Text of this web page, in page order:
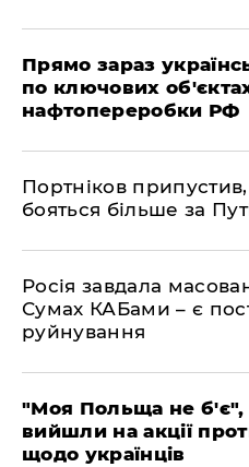
Прямо зараз
по ключових
нафтопереробки РФ
Портніков
бояться більше за
Росія завдала
Сумах КАБами – є
руйнування
"Моя Польща не б'є",
вийшли на акції
щодо українців